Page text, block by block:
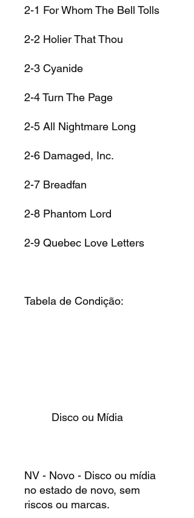
2-1 For Whom The Bell Tolls
2-2 Holier That Thou
2-3 Cyanide
2-4Turn The Page
2-5 All Nightmare Long
2-6 Damaged, Inc.
2-7 Breadfan
2-8 Phantom Lord
2-9 Quebec Love Letters
Tabela de Condição:
Disco ou Mídia
NV - Novo - Disco ou mídia
no estado de novo, sem
riscos ou marcas.